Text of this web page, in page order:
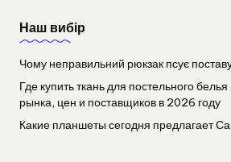
Наш вибір
Чому неправильний рюкзак псує
Где купить ткань для постельного
рынка, цен и поставщиков в 2026 году
Какие планшеты сегодня предлагает